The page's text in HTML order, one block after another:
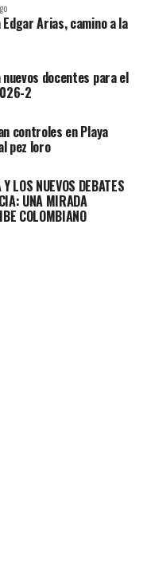
Arias, camino a la
nuevos docentes para el
2
controles en Playa
pez loro
LOS NUEVOS DEBATES
UNA MIRADA
COLOMBIANO